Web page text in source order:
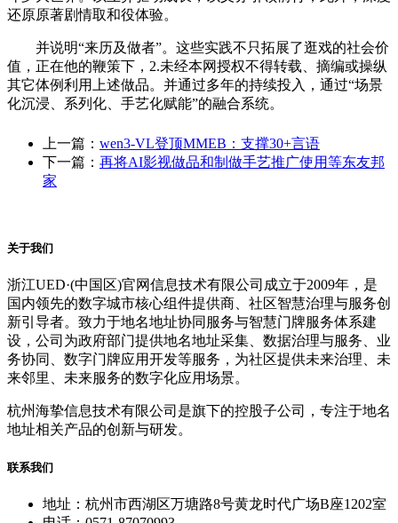
还原原著剧情取和役体验。
并说明“来历及做者”。这些实践不只拓展了逛戏的社会价
值，正在他的鞭策下，2.未经本网授权不得转载、摘编或操纵
其它体例利用上述做品。并通过多年的持续投入，通过“场景
化沉浸、系列化、手艺化赋能”的融合系统。
上一篇： wen3-VL登顶MMEB：支撑30+言语
下一篇： 再将AI影视做品和制做手艺推广使用等东友邦
家
关于我们
浙江UED·(中国区)官网信息技术有限公司成立于2009年，是
国内领先的数字城市核心组件提供商、社区智慧治理与服务创
新引导者。致力于地名地址协同服务与智慧门牌服务体系建
设，公司为政府部门提供地名地址采集、数据治理与服务、业
务协同、数字门牌应用开发等服务，为社区提供未来治理、未
来邻里、未来服务的数字化应用场景。
杭州海挚信息技术有限公司是旗下的控股子公司，专注于地名
地址相关产品的创新与研发。
联系我们
地址：杭州市西湖区万塘路8号黄龙时代广场B座1202室